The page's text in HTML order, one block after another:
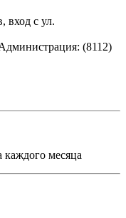
вход с ул.
(8112)
месяца